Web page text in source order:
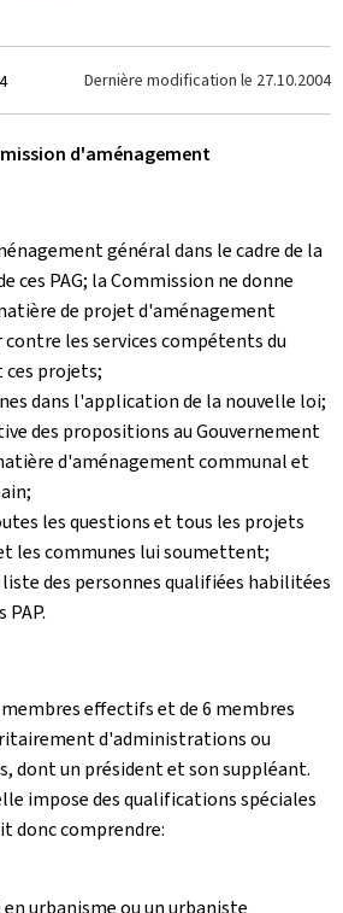
Dernière modification le 27.10.2004
d'aménagement
général dans le cadre de la
ces PAG; la Commission ne donne
de projet d'aménagement
les services compétents du
ces projets;
dans l'application de la nouvelle loi;
des propositions au Gouvernement
d'aménagement communal et
les questions et tous les projets
les communes lui soumettent;
des personnes qualifiées habilitées
PAP.
membres effectifs et de 6 membres
d'administrations ou
dont un président et son suppléant.
impose des qualifications spéciales
donc comprendre:
urbanisme ou un urbaniste